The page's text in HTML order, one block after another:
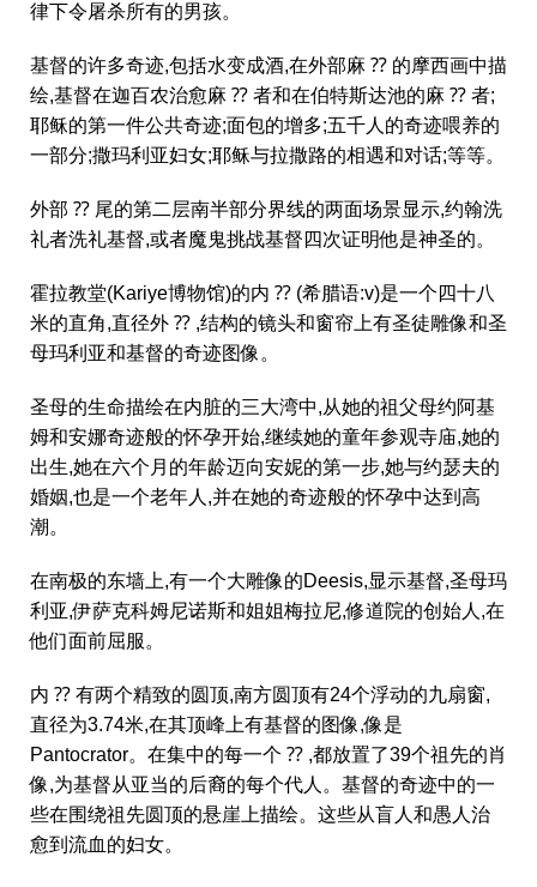
律下令屠杀所有的男孩。
基督的许多奇迹,包括水变成酒,在外部麻 ⁇ 的摩西画中描
绘,基督在迦百农治愈麻 ⁇ 者和在伯特斯达池的麻 ⁇ 者;
耶稣的第一件公共奇迹;面包的增多;五千人的奇迹喂养的
一部分;撒玛利亚妇女;耶稣与拉撒路的相遇和对话;等等。
外部 ⁇ 尾的第二层南半部分界线的两面场景显示,约翰洗
礼者洗礼基督,或者魔鬼挑战基督四次证明他是神圣的。
霍拉教堂(Kariye博物馆)的内 ⁇ (希腊语:v)是一个四十八
米的直角,直径外 ⁇ ,结构的镜头和窗帘上有圣徒雕像和圣
母玛利亚和基督的奇迹图像。
圣母的生命描绘在内脏的三大湾中,从她的祖父母约阿基
姆和安娜奇迹般的怀孕开始,继续她的童年参观寺庙,她的
出生,她在六个月的年龄迈向安妮的第一步,她与约瑟夫的
婚姻,也是一个老年人,并在她的奇迹般的怀孕中达到高
潮。
在南极的东墙上,有一个大雕像的Deesis,显示基督,圣母玛
利亚,伊萨克科姆尼诺斯和姐姐梅拉尼,修道院的创始人,在
他们面前屈服。
内 ⁇ 有两个精致的圆顶,南方圆顶有24个浮动的九扇窗,
直径为3.74米,在其顶峰上有基督的图像,像是
Pantocrator。在集中的每一个 ⁇ ,都放置了39个祖先的肖
像,为基督从亚当的后裔的每个代人。基督的奇迹中的一
些在围绕祖先圆顶的悬崖上描绘。这些从盲人和愚人治
愈到流血的妇女。